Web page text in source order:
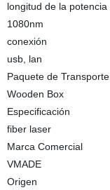
longitud de la potencia
1080nm
conexión
usb, lan
Paquete de Transporte
Wooden Box
Especificación
fiber laser
Marca Comercial
VMADE
Origen